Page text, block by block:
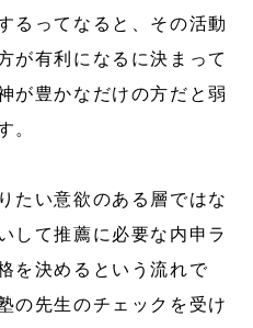
るってなると、その活動
が有利になるに決まって
が豊かなだけの方だと弱
。
たい意欲のある層ではな
して推薦に必要な内申ラ
を決めるという流れで
の先生のチェックを受け